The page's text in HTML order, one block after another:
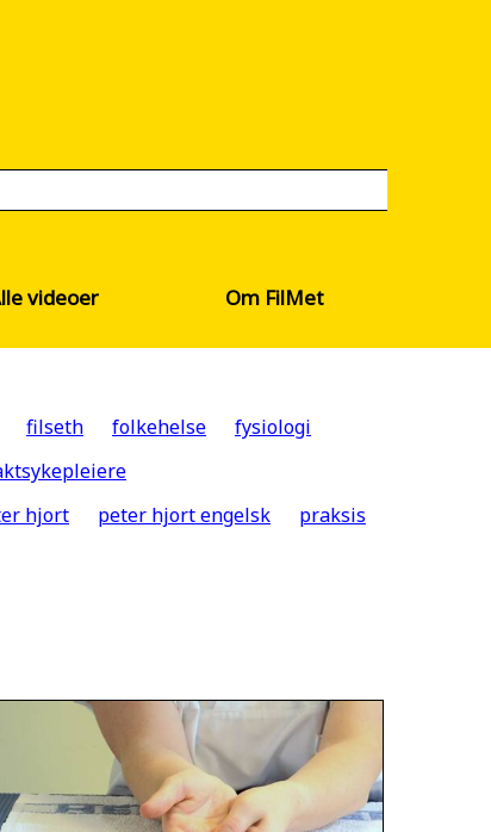
videoer Om FilMet
filseth folkehelse
fysiologi
hjort peter hjort engelsk
praksis